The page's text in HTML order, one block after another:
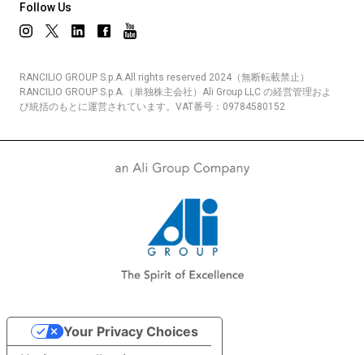
Follow Us
RANCILIO GROUP S.p.A.All rights reserved 2024（無断転載禁止）
RANCILIO GROUP S.p.A.（単独株主会社）Ali Group LLC の経営管理およ
び統括のもとに運営されています。VAT番号：09784580152
Your Privacy Choices